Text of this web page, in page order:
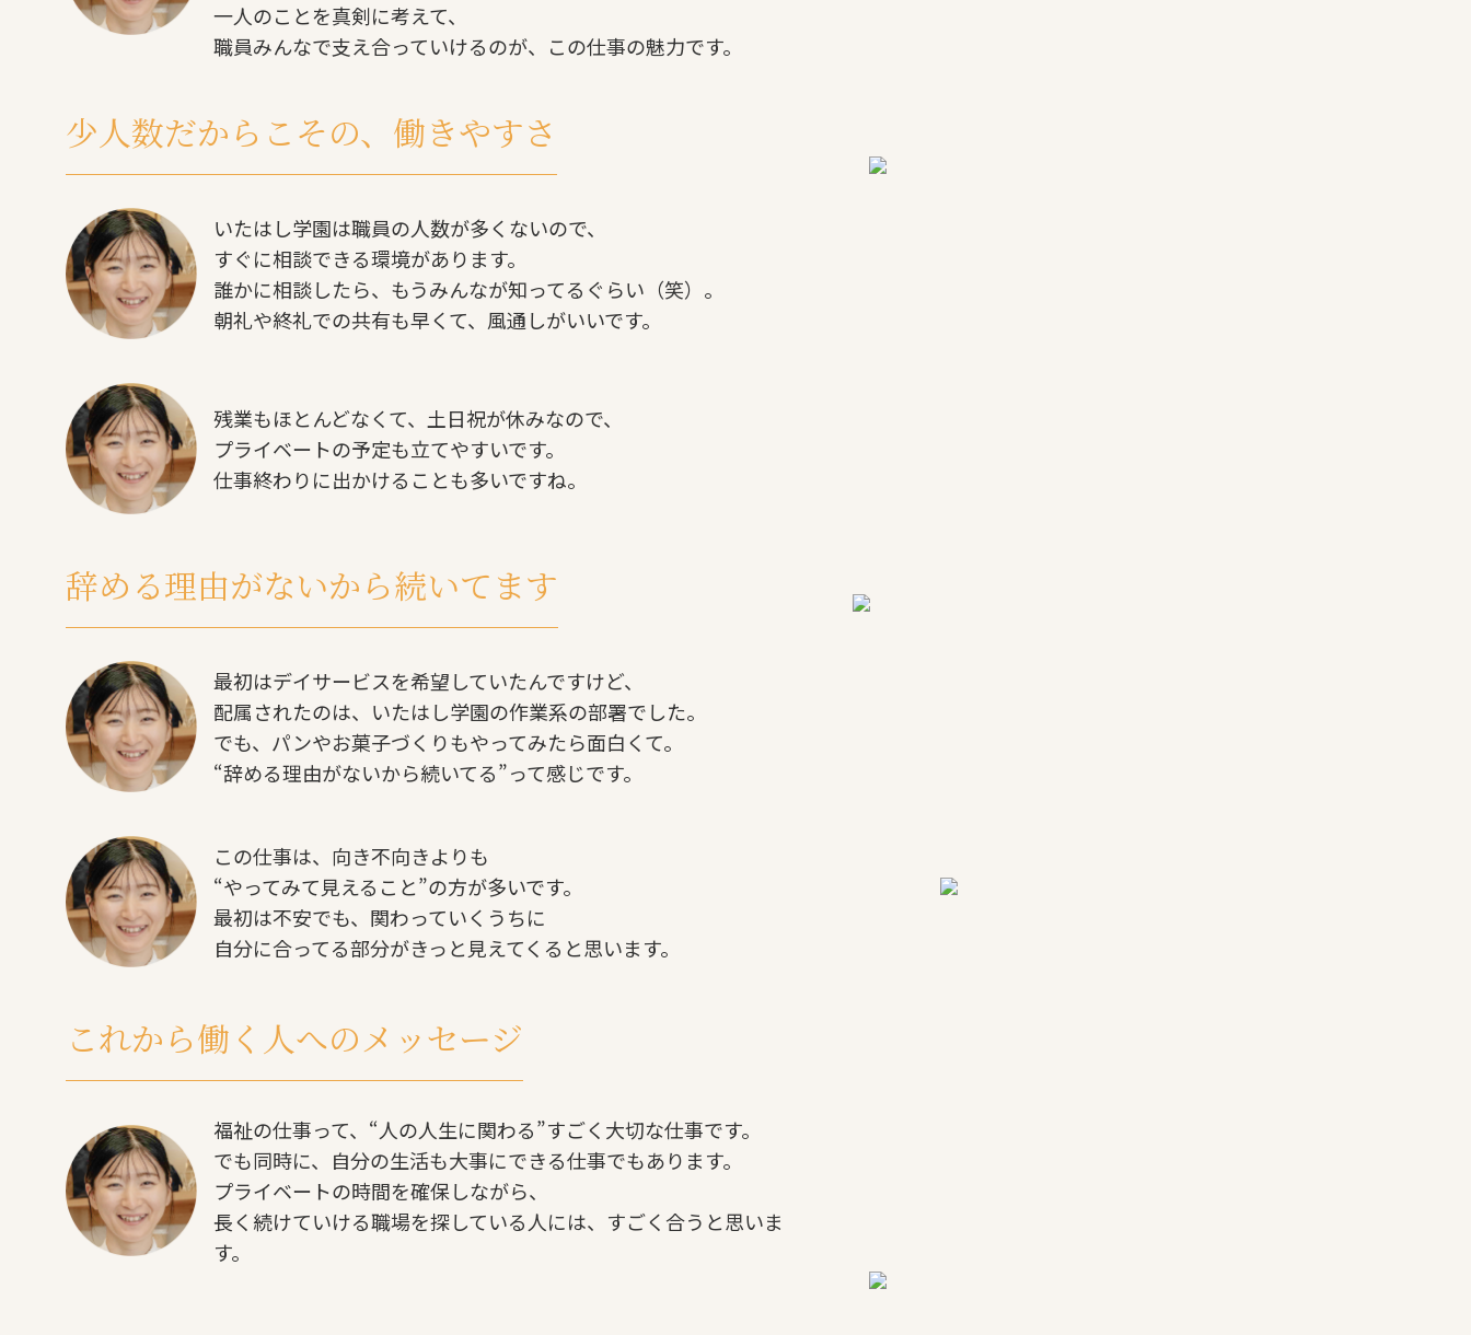
一人のことを真剣に考えて、
職員みんなで支え合っていけるのが、この仕事の魅力です。
少人数だからこその、働きやすさ
いたはし学園は職員の人数が多くないので、
すぐに相談できる環境があります。
誰かに相談したら、もうみんなが知ってるぐらい（笑）。
朝礼や終礼での共有も早くて、風通しがいいです。
残業もほとんどなくて、土日祝が休みなので、
プライベートの予定も立てやすいです。
仕事終わりに出かけることも多いですね。
辞める理由がないから続いてます
最初はデイサービスを希望していたんですけど、
配属されたのは、いたはし学園の作業系の部署でした。
でも、パンやお菓子づくりもやってみたら面白くて。
“辞める理由がないから続いてる”って感じです。
この仕事は、向き不向きよりも
“やってみて見えること”の方が多いです。
最初は不安でも、関わっていくうちに
自分に合ってる部分がきっと見えてくると思います。
これから働く人へのメッセージ
福祉の仕事って、“人の人生に関わる”すごく大切な仕事です。
でも同時に、自分の生活も大事にできる仕事でもあります。
プライベートの時間を確保しながら、
長く続けていける職場を探している人には、すごく合うと思いま
す。